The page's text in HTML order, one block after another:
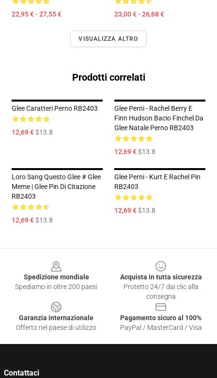
22,95 € - 27,55 € 23,00 € - 26,68 €
VISUALIZZA ALTRO
Prodotti correlati
Glee Caratteri Perno RB2403
12,69 €$13.8
Glee Perni - Rachel Berry E
Finn Hudson Bacio Finchel Da
Glee Natale Perno RB2403
12,69 €$13.8
Loro Sang Questo Glee # Glee
Meme | Glee Pin Di Citazione
RB2403
12,69 €$13.8
Glee Perni - Kurt E Rachel Pin
RB2403
12,69 €$13.8
Spedizione mondiale
Spediamo in oltre 200 paesi
Acquista in tutta sicurezza
Protetto 24/7 dai clic alla
consegna
Garanzia internazionale
Offerto nel paese di utilizzo
Pagamento sicuro al 100%
PayPal / MasterCard / Visa
Contattaci